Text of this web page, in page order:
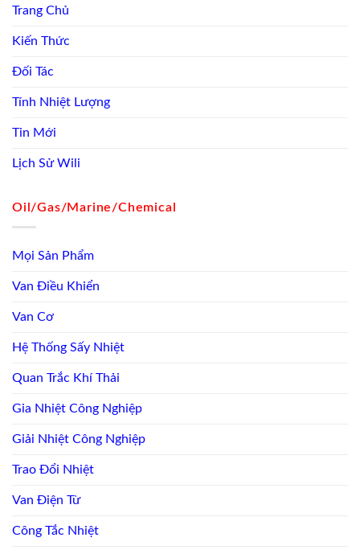
Trang Chủ
Kiến Thức
Đối Tác
Tính Nhiệt Lượng
Tin Mới
Lịch Sử Wili
Oil/Gas/Marine/Chemical
Mọi Sản Phẩm
Van Điều Khiển
Van Cơ
Hệ Thống Sấy Nhiệt
Quan Trắc Khí Thải
Gia Nhiệt Công Nghiệp
Giải Nhiệt Công Nghiệp
Trao Đổi Nhiệt
Van Điện Từ
Công Tắc Nhiệt